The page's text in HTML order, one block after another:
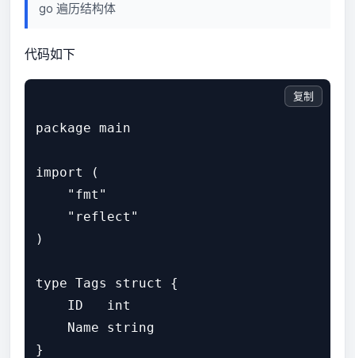
go 遍历结构体
代码如下
package main
import (
    "fmt"
    "reflect"
)
type Tags struct {
    ID   int
    Name string
}
复制